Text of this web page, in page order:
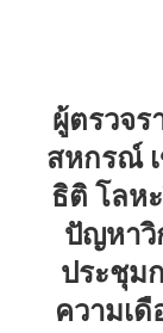
ผู้ตรวจร
สหกรณ์
ธิติ โลห
ปัญหาวิ
ประชุม
ความเ